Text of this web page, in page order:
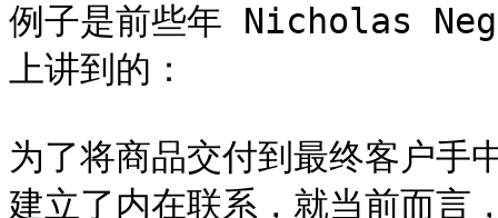
例子是前些年 Nicholas
上讲到的：
为了将商品交付到最终客户手
建立了内在联系，就当前而言